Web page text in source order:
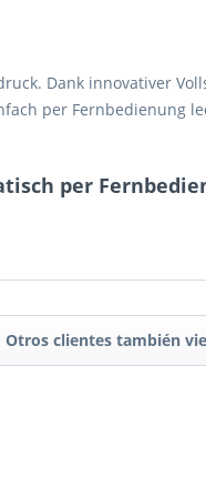
Dank innovativer
per Fernbedienung
per
Otros clientes también